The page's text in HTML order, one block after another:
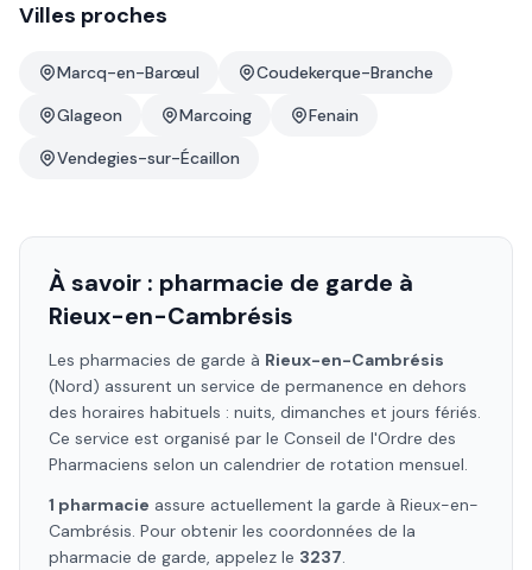
Villes proches
Marcq-en-Barœul
Coudekerque-Branche
Glageon
Marcoing
Fenain
Vendegies-sur-Écaillon
À savoir : pharmacie de garde à
Rieux-en-Cambrésis
Les pharmacies de garde à Rieux-en-Cambrésis
(Nord) assurent un service de permanence en dehors
des horaires habituels : nuits, dimanches et jours fériés.
Ce service est organisé par le Conseil de l'Ordre des
Pharmaciens selon un calendrier de rotation mensuel.
1 pharmacie assure actuellement la garde à Rieux-en-
Cambrésis. Pour obtenir les coordonnées de la
pharmacie de garde, appelez le 3237.